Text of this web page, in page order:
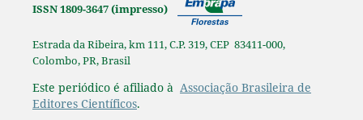
ISSN 1809-3647 (impresso)
Estrada da Ribeira, km 111, C.P. 319, CEP 83411-000,
Colombo, PR, Brasil
Este periódico é afiliado à Associação Brasileira de
Editores Científicos.